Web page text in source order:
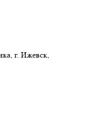
г. Ижевск,